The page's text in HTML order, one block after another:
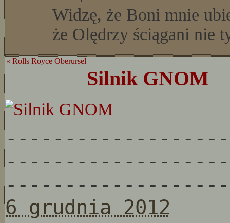
Widzę, że Boni mnie
że Olędrzy ściągani nie
« Rolls Royce Oberursel
Silnik GNOM
6 grudnia 2012